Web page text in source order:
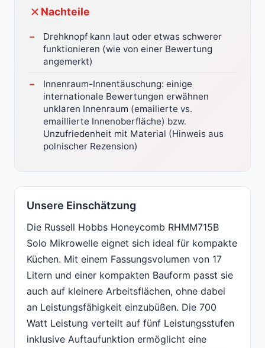
Nachteile
Drehknopf kann laut oder etwas schwerer
funktionieren (wie von einer Bewertung
angemerkt)
Innenraum-Innentäuschung: einige
internationale Bewertungen erwähnen
unklaren Innenraum (emailierte vs.
emaillierte Innenoberfläche) bzw.
Unzufriedenheit mit Material (Hinweis aus
polnischer Rezension)
Unsere Einschätzung
Die Russell Hobbs Honeycomb RHMM715B
Solo Mikrowelle eignet sich ideal für kompakte
Küchen. Mit einem Fassungsvolumen von 17
Litern und einer kompakten Bauform passt sie
auch auf kleinere Arbeitsflächen, ohne dabei
an Leistungsfähigkeit einzubüßen. Die 700
Watt Leistung verteilt auf fünf Leistungsstufen
inklusive Auftaufunktion ermöglicht eine